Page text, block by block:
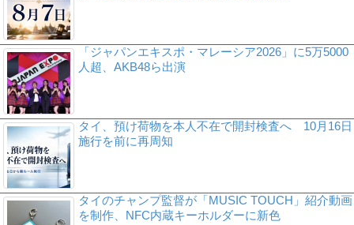
「ジャパンエキスポ・マレーシア2026」に5万5000
人超、AKB48ら出演
タイ、預け荷物を本人不在で開封検査へ 10月16日
施行を前に再周知
タイのチャンプ監督が「MUSIC TOUCH」紹介動画
を制作、NFC内蔵キーホルダーに新色